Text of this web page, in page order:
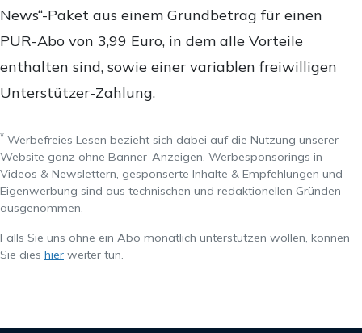
News“-Paket aus einem Grundbetrag für einen
PUR-Abo von 3,99 Euro, in dem alle Vorteile
enthalten sind, sowie einer variablen freiwilligen
Unterstützer-Zahlung.
* Werbefreies Lesen bezieht sich dabei auf die Nutzung unserer
Website ganz ohne Banner-Anzeigen. Werbesponsorings in
Videos & Newslettern, gesponserte Inhalte & Empfehlungen und
Eigenwerbung sind aus technischen und redaktionellen Gründen
ausgenommen.
Falls Sie uns ohne ein Abo monatlich unterstützen wollen, können
Sie dies hier weiter tun.